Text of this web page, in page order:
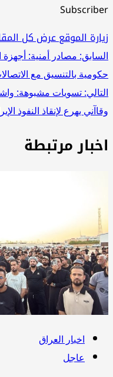
الموقععرض كل
مصادر أمنية: أجهزة
بالتنسيق مع الاتصالات
تسويات مشبوهة:
يهرع لإنقاذ النفوذ
مرتبطة
اخبار العراق
عاجل